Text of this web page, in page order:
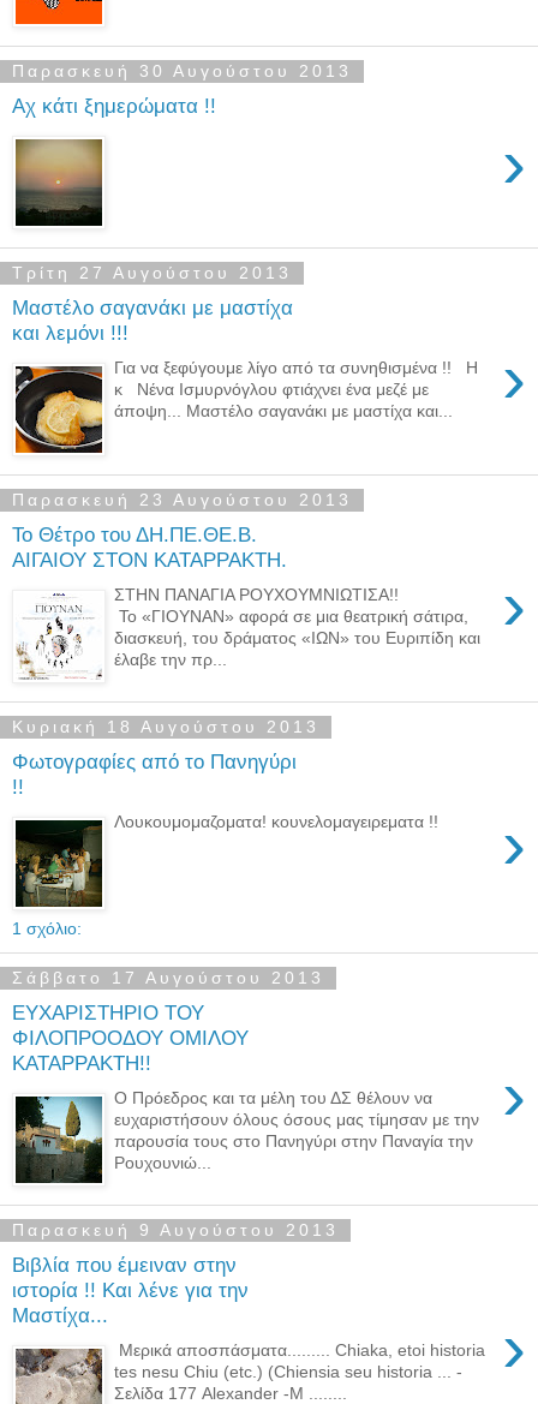
Παρασκευή 30 Αυγούστου 2013
Aχ κάτι ξημερώματα !!
›
Τρίτη 27 Αυγούστου 2013
Μαστέλο σαγανάκι με μαστίχα
και λεμόνι !!!
›
Για να ξεφύγουμε λίγο από τα συνηθισμένα !! Η
κ Νένα Ισμυρνόγλου φτιάχνει ένα μεζέ με
άποψη... Μαστέλο σαγανάκι με μαστίχα και...
Παρασκευή 23 Αυγούστου 2013
Το Θέτρο του ΔΗ.ΠΕ.ΘΕ.Β.
ΑΙΓΑΙΟΥ ΣΤΟΝ ΚΑΤΑΡΡΑΚΤΗ.
›
ΣΤΗΝ ΠΑΝΑΓΙΑ ΡΟΥΧΟΥΜΝΙΩΤΙΣΑ!!
Το «ΓΙΟΥΝΑΝ» αφορά σε μια θεατρική σάτιρα,
διασκευή, του δράματος «ΙΩΝ» του Ευριπίδη και
έλαβε την πρ...
Κυριακή 18 Αυγούστου 2013
Φωτογραφίες από το Πανηγύρι
!!
›
Λουκουμομαζοματα! κουνελομαγειρεματα !!
1 σχόλιο:
Σάββατο 17 Αυγούστου 2013
ΕΥΧΑΡΙΣΤΗΡΙΟ ΤΟΥ
ΦΙΛΟΠΡΟΟΔΟΥ ΟΜΙΛΟΥ
ΚΑΤΑΡΡΑΚΤΗ!!
›
Ο Πρόεδρος και τα μέλη του ΔΣ θέλουν να
ευχαριστήσουν όλους όσους μας τίμησαν με την
παρουσία τους στο Πανηγύρι στην Παναγία την
Ρουχουνιώ...
Παρασκευή 9 Αυγούστου 2013
Βιβλία που έμειναν στην
ιστορία !! Και λένε για την
Μαστίχα...
›
Μερικά αποσπάσματα......... Chiaka, etoi historia
tes nesu Chiu (etc.) (Chiensia seu historia ... -
Σελίδα 177 Alexander -M ........